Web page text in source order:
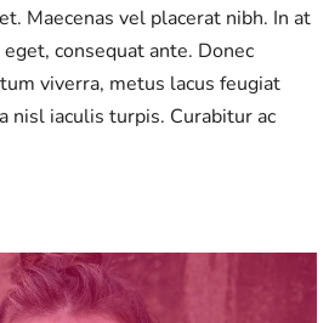
Maecenas vel placerat nibh. In at
consequat ante. Donec
viverra, metus lacus feugiat
nisl iaculis turpis. Curabitur ac